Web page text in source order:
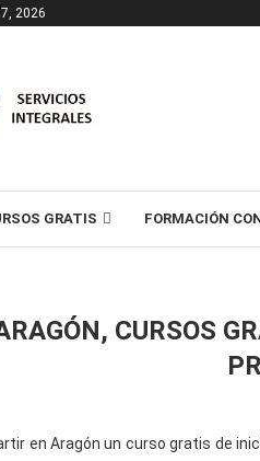
2026
GRATIS FORMACIÓN
CURSOS
en Aragón un curso gratis de